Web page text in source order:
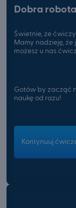
Dobra
Świetnie, że
Mamy nadzieję, że
możesz u nas
Gotów by zacząć
naukę od razu!
Kontynuuj